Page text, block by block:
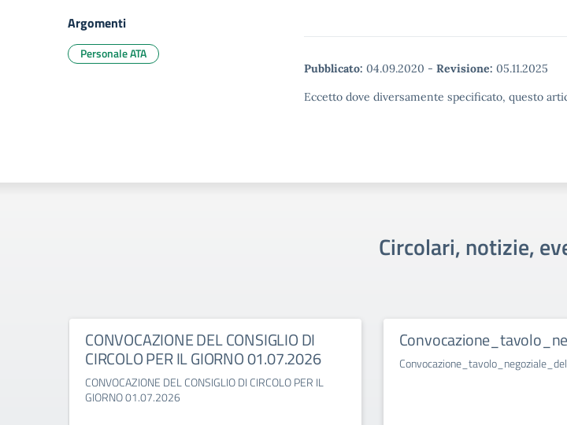
Pubblicato: 04.09.2020 - Revisione: 05.11.2025
Eccetto dove diversamente specificato, questo
Argomenti
Personale ATA
Circolari, notizie,
CONVOCAZIONE DEL CONSIGLIO DI
CIRCOLO PER IL GIORNO 01.07.2026
CONVOCAZIONE DEL CONSIGLIO DI CIRCOLO PER IL
GIORNO 01.07.2026